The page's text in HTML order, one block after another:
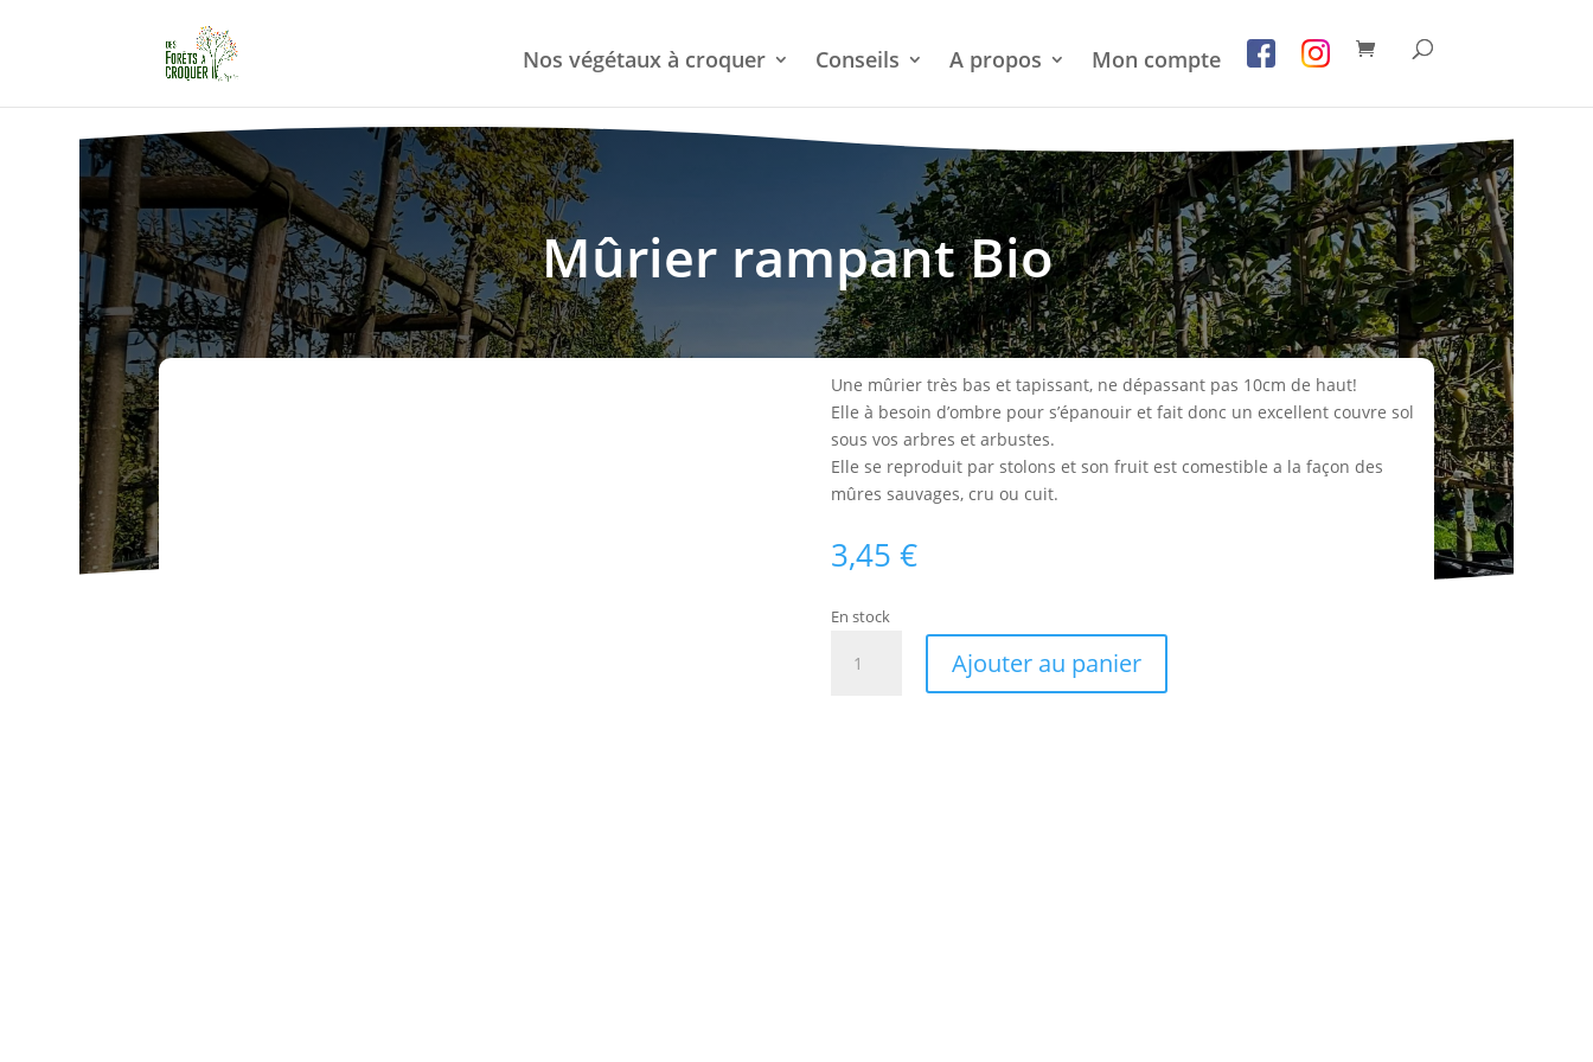
Nos végétaux à croquer Conseils A propos Mon compte
Mûrier rampant Bio
Une mûrier très bas et tapissant, ne dépassant pas 10cm de haut!
Elle à besoin d’ombre pour s’épanouir et fait donc un excellent couvre sol
sous vos arbres et arbustes.
Elle se reproduit par stolons et son fruit est comestible a la façon des
mûres sauvages, cru ou cuit.
3,45 €
En stock
Ajouter au panier